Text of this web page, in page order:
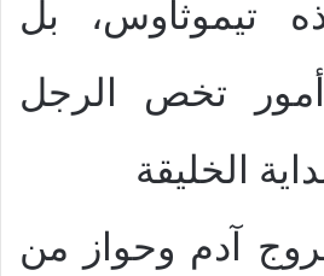
تيموثاوس، بل
أمور تخص الرجل
الخليقة
آدم وحواز من